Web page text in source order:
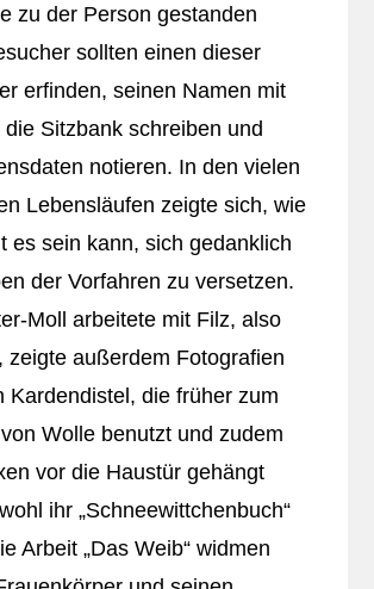
zu der Person gestanden
sollten einen dieser
erfinden, seinen Namen mit
die Sitzbank schreiben und
notieren. In den vielen
Lebensläufen zeigte sich, wie
es sein kann, sich gedanklich
der Vorfahren zu versetzen.
Moll arbeitete mit Filz, also
zeigte außerdem Fotografien
Kardendistel, die früher zum
Wolle benutzt und zudem
vor die Haustür gehängt
ihr „Schneewittchenbuch“
Arbeit „Das Weib“ widmen